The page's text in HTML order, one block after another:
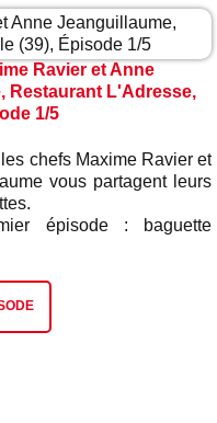
Ravier et Anne
Restaurant L'Adresse,
1/5
chefs Maxime Ravier et
vous partagent leurs
épisode : baguette